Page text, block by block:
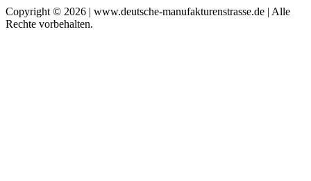
Copyright © 2026 | www.deutsche-manufakturenstrasse.de | Alle
Rechte vorbehalten.